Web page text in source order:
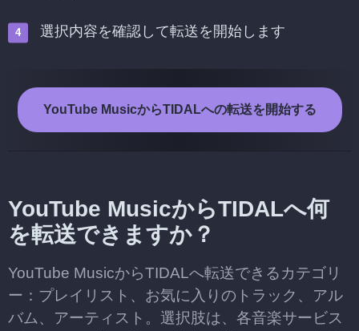
選択内容を確認して転送を開始します
YouTube MusicからTIDALへの転送を開始する
YouTube MusicからTIDALへ何
を転送できますか？
YouTube MusicからTIDALへ転送できるカテゴリ
ー：プレイリスト、お気に入りのトラック、アル
バム、アーティスト。選択肢は、各音楽サービス